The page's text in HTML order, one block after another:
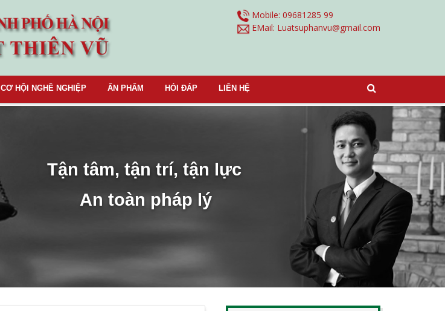
Mobile: 09681285 99
EMail: Luatsuphanvu@gmail.com
CƠ HỘI NGHỀ NGHIỆP ẤN PHẨM HỎI ĐÁP LIÊN HỆ
Tận tâm, tận trí, tận lực
An toàn pháp lý